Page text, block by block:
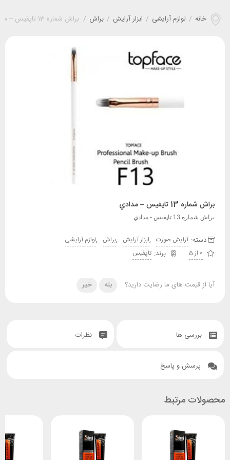
خانه / لوازم آرایشی / ابزار آرایش / براش / براش شماره 13 تاپفیس – مدادي
براش شماره 13 تاپفیس – مدادي
براش شماره 13 تاپفیس - مدادي
دسته: آرایش صورت ,ابزار آرایش ,براش ,لوازم آرایشی
0 از 5
تاپفیس
آیا از قیمت های ما رضایت دارید؟ بله خیر
بررسی ها نظرات
پرسش و پاسخ
محصولات مرتبط